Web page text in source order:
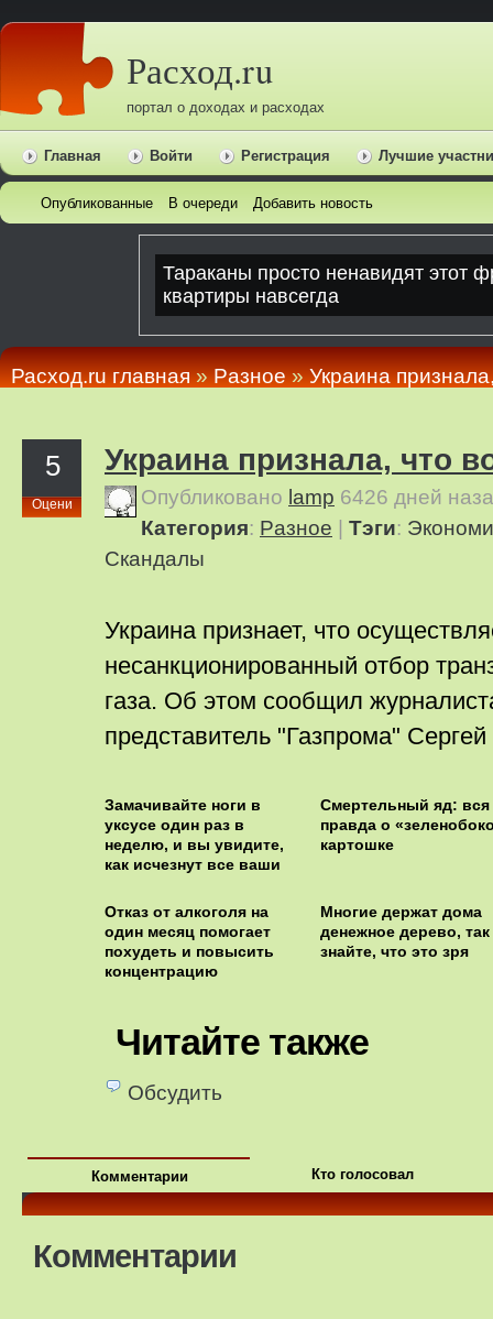
Расход.ru
портал о доходах и расходах
Главная Войти Регистрация Лучшие
Опубликованные В очереди Добавить новость
Расход.ru главная»Pазное»Украина
5
Оцени
Украина признала, что
Опубликовано lamp 6426 дней
Категория: Pазное Тэги:
Скандалы
Украина признает, что
несанкционированный отбор
газа. Об этом сообщил
представитель "Газпрома"
Замачивайте ноги в
уксусе один раз в
неделю, и вы увидите,
как исчезнут все ваши
Смертельный яд: вся
правда о
картошке
Отказ от алкоголя на
один месяц помогает
похудеть и повысить
концентрацию
Многие держат дома
денежное дерево, так
знайте, что это зря
Читайте также
Обсудить
Комментарии Кто голосовал
Комментарии